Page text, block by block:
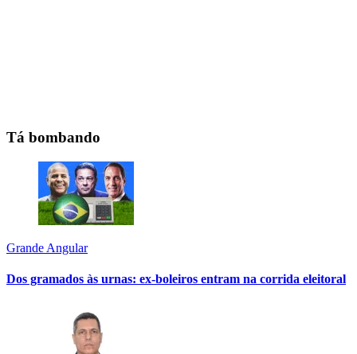
Tá bombando
Grande Angular
Dos gramados às urnas: ex-boleiros entram na corrida eleitoral